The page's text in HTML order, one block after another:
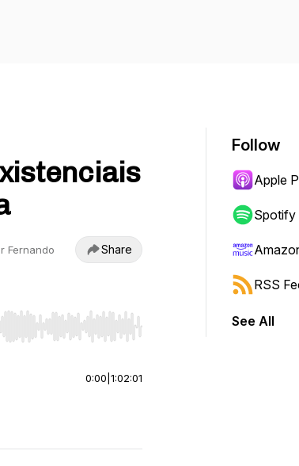
Fernando
Share
to jump to start or end. Hold shift to jump forward
0:00 1:02:01
Follow
Apple
Spotify
RSS
See All